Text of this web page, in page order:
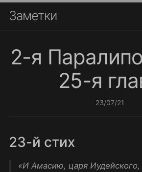
Заметки
2-я
25-я
23/07/21
23-й стих
«И Амасию, царя